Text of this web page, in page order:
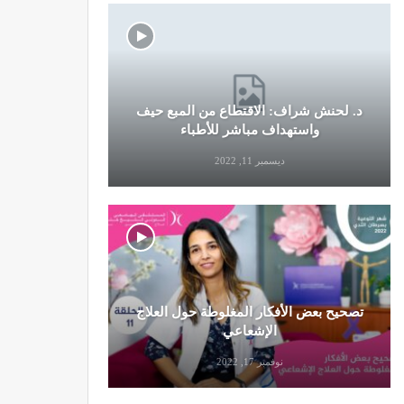
د. لحنش شراف: الاقتطاع من المبع حيف
واستهداف مباشر للأطباء
ديسمبر 11, 2022
تصحيح بعض الأفكار المغلوطة حول العلاج
الإشعاعي
نوفمبر 17, 2022